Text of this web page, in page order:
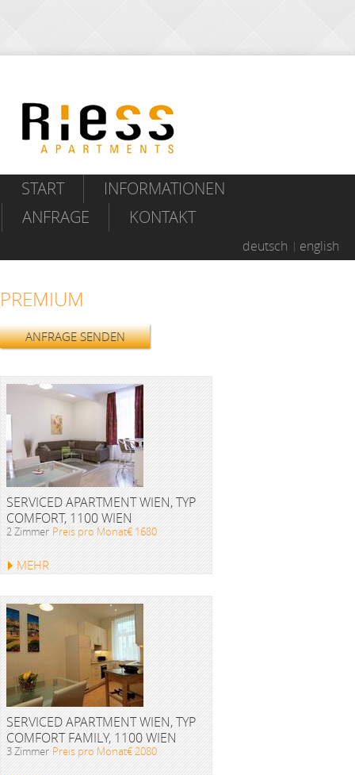
START
INFORMATIONEN
ANFRAGE
KONTAKT
deutsch english
PREMIUM
ANFRAGE SENDEN
SERVICED APARTMENT WIEN, TYP
COMFORT, 1100 WIEN
2 Zimmer Preis pro Monat€ 1680
MEHR
SERVICED APARTMENT WIEN, TYP
COMFORT FAMILY, 1100 WIEN
3 Zimmer Preis pro Monat€ 2080